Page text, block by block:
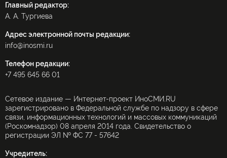
Главный редактор:
А. А. Тургиева
Адрес электронной почты редакции:
info@inosmi.ru
Телефон редакции:
+7 495 645 66 01
Сетевое издание — Интернет-проект ИноСМИ.RU
зарегистрировано в Федеральной службе по надзору в сфере
связи, информационных технологий и массовых коммуникаций
(Роскомнадзор) 08 апреля 2014 года. Свидетельство о
регистрации ЭЛ № ФС 77 - 57642
Учредитель: